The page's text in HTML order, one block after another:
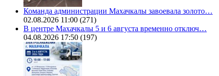
Команда администрации Махачкалы завоевала золото…
02.08.2026 11:00 (271)
В центре Махачкалы 5 и 6 августа временно отключ…
04.08.2026 17:50 (197)